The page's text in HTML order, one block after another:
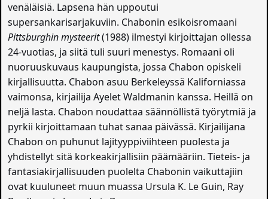
venäläisiä. Lapsena hän uppoutui
supersankarisarjakuviin. Chabonin esikoisromaani
Pittsburghin mysteerit(1988) ilmestyi kirjoittajan ollessa
24-vuotias, ja siitä tuli suuri menestys. Romaani oli
nuoruuskuvaus kaupungista, jossa Chabon opiskeli
kirjallisuutta. Chabon asuu Berkeleyssä Kaliforniassa
vaimonsa, kirjailija Ayelet Waldmanin kanssa. Heillä on
neljä lasta. Chabon noudattaa säännöllistä työrytmiä ja
pyrkii kirjoittamaan tuhat sanaa päivässä. Kirjailijana
Chabon on puhunut lajityyppiviihteen puolesta ja
yhdistellyt sitä korkeakirjallisiin päämääriin. Tieteis- ja
fantasiakirjallisuuden puolelta Chabonin vaikuttajiin
ovat kuuluneet muun muassa Ursula K. Le Guin, Ray